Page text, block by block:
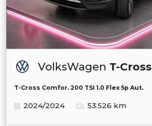
VolksWagen T-Cross
T-Cross Comfor. 200 TSI 1.0 Flex 5p Aut.
2024/2024 53.526 km